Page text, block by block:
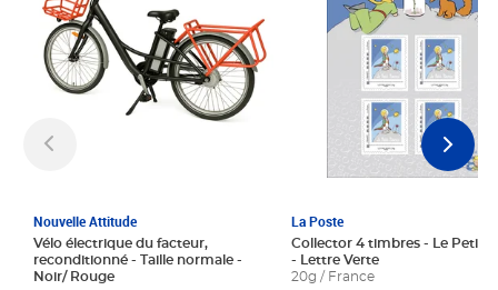
Nouvelle Attitude
Vélo électrique du facteur,
reconditionné - Taille normale -
Noir/ Rouge
La Poste
Collector 4 timbres - Le Petit
- Lettre Verte
20g / France